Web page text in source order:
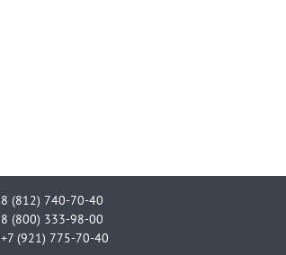
8 (812) 740-70-40
8 (800) 333-98-00
+7 (921) 775-70-40